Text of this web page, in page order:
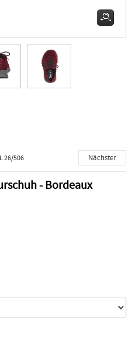
26/506 Nächster
- Bordeaux